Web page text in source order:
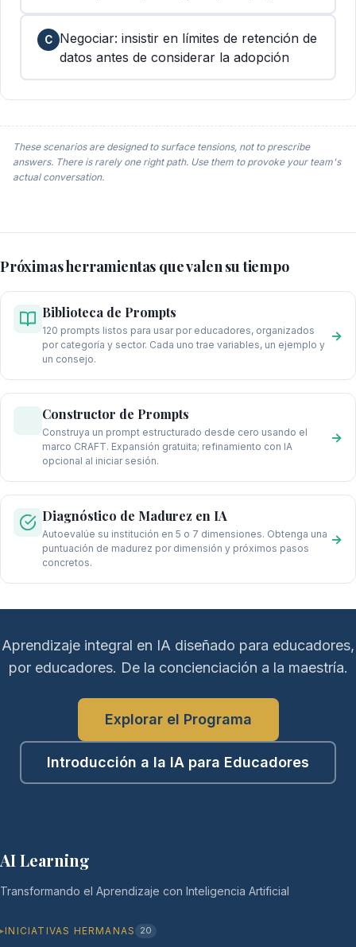
C Negociar: insistir en límites de retención de
datos antes de considerar la adopción
These scenarios are designed to surface tensions, not to prescribe
answers. There is rarely one right path. Use them to provoke your team's
actual conversation.
Próximas herramientas que valen su tiempo
Biblioteca de Prompts
120 prompts listos para usar por educadores, organizados
por categoría y sector. Cada uno trae variables, un ejemplo y
un consejo.
→
Constructor de Prompts
Construya un prompt estructurado desde cero usando el
marco CRAFT. Expansión gratuita; refinamiento con IA
opcional al iniciar sesión.
→
Diagnóstico de Madurez en IA
Autoevalúe su institución en 5 o 7 dimensiones. Obtenga una
puntuación de madurez por dimensión y próximos pasos
concretos.
→
Aprendizaje integral en IA diseñado para educadores,
por educadores. De la concienciación a la maestría.
Explorar el Programa
Introducción a la IA para Educadores
AI Learning
Transformando el Aprendizaje con Inteligencia Artificial
INICIATIVAS HERMANAS 20